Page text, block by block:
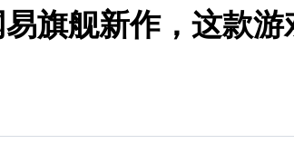
旗舰新作，这款游